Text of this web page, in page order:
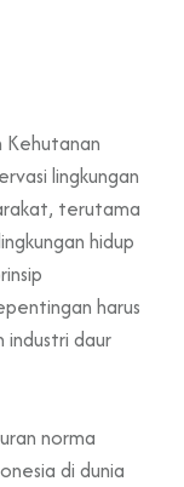
Kehutanan
lingkungan
terutama
hidup
harus
daur
norma
di dunia